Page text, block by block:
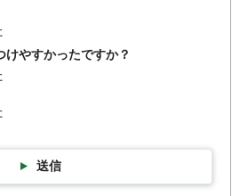
けやすかったですか？
送信